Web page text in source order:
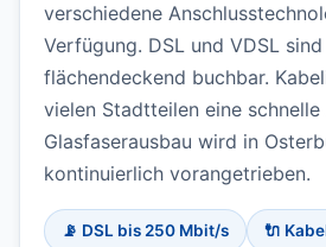
verschiedene
Verfügung. DSL und VDSL
flächendeckend buchbar.
vielen Stadtteilen eine
Glasfaserausbau wird in
kontinuierlich vorangetrieben.
📡 DSL bis 250 Mbit/s 🔌